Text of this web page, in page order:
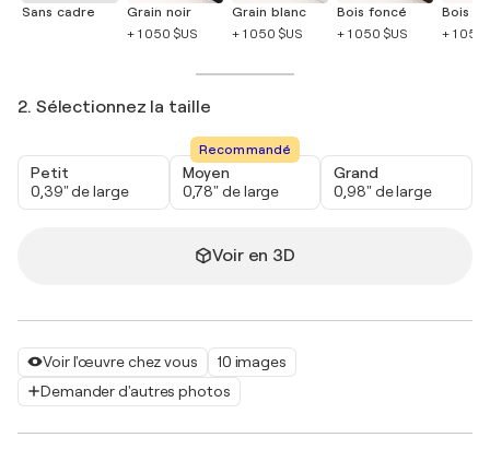
Voir l'œuvre chez vous
10 images
Demander d'autres photos
Sans cadre
Grain noir
+ 1 050 $US
Grain blanc
+ 1 050 $US
Bois foncé
+ 1 050 $US
Bois
+ 1 050
2. Sélectionnez la taille
Petit
0,39" de large
Recommandé
Moyen
0,78" de large
Grand
0,98" de large
Voir en 3D